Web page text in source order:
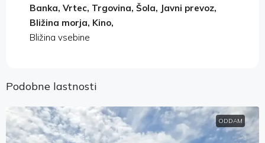
Banka, Vrtec, Trgovina, Šola, Javni prevoz,
Bližina morja, Kino,
Bližina vsebine
Podobne lastnosti
ODDAM